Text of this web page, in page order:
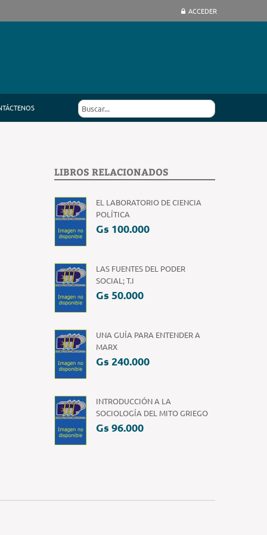
ACCEDER
LIBROS RELACIONADOS
EL LABORATORIO DE CIENCIA
POLÍTICA
Gs 100.000
LAS FUENTES DEL PODER
SOCIAL; T.I
Gs 50.000
UNA GUÍA PARA ENTENDER A
MARX
Gs 240.000
INTRODUCCIÓN A LA
SOCIOLOGÍA DEL MITO GRIEGO
Gs 96.000